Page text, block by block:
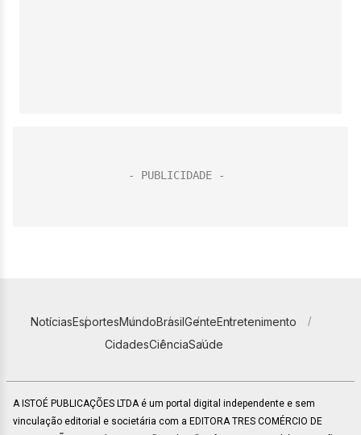
NotíciasEsportesMundoBrasilGenteEntretenimento
CidadesCiênciaSaúde
A ISTOÉ PUBLICAÇÕES LTDA é um portal digital independente e sem
vinculação editorial e societária com a EDITORA TRES COMÉRCIO DE